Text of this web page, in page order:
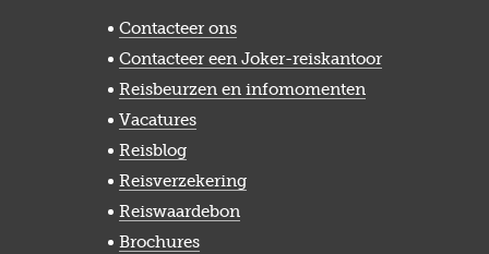
Contacteer ons
Contacteer een Joker-reiskantoor
Reisbeurzen en infomomenten
Vacatures
Reisblog
Reisverzekering
Reiswaardebon
Brochures